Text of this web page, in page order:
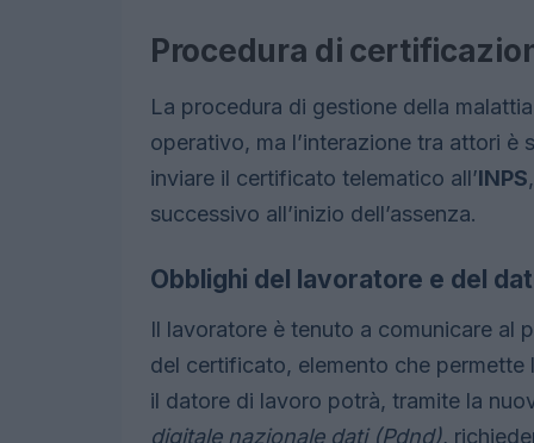
Procedura di
La procedura di gestione della
operativo, ma l’interazione tra attori è
inviare il certificato telematico all’INPS
successivo all’inizio dell’assenza.
Obblighi del lavoratore e del
Il lavoratore è tenuto a comunicare al
del certificato, elemento che
il datore di lavoro potrà, tramite la
digitale nazionale dati (Pdnd),